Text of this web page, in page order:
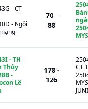
-CT
- Ngôi
70 -
88
-TH
Thủy
-
Lê
178 -
126